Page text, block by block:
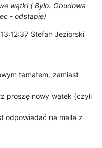
wątki ( Było: Obudowa
- odstąpię)
Stefan Jeziorski
tematem, zamiast
proszę nowy wątek (czyli
odpowiadać na maila z